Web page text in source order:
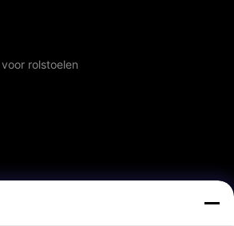
rolstoelen